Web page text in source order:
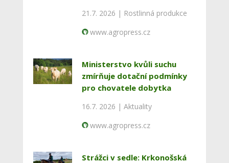
21.7. 2026 | Rostlinná produkce
www.agropress.cz
Ministerstvo kvůli suchu
zmírňuje dotační podmínky
pro chovatele dobytka
16.7. 2026 | Aktuality
www.agropress.cz
Strážci v sedle: Krkonošská